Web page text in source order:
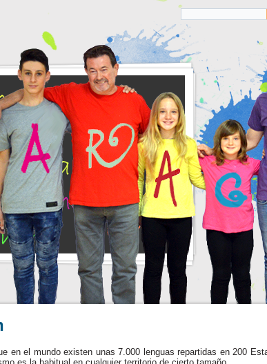
en el mundo existen unas 7.000 lenguas repartidas en 200